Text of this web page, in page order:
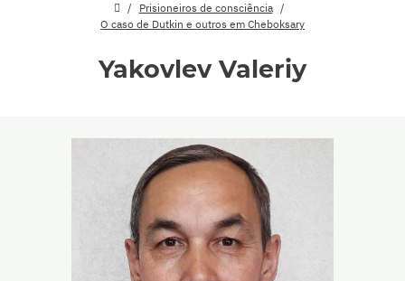
Prisioneiros de consciência
O caso de Dutkin e outros em Cheboksary
Yakovlev Valeriy